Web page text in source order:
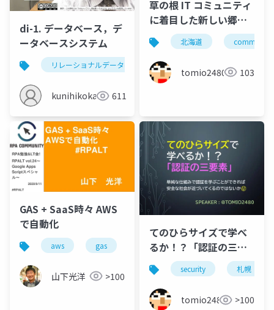
di-1. データベース，デ
ータベースシステム
リレーショナルデータベースシステム データベース
kunihikokaneko611
草の根 IT コミュニティ
に着目した新しい郷土
資料 流氷交差点 /
drifticecrossing
北海道 community
tomio2480 103
GAS + SaaS時々 AWS
で自動化
aws gas twilio google apps script
山下光洋 >100
てのひらサイズで学べ
るか！？「認証の三要
素」
security 札幌
tomio2480 >100